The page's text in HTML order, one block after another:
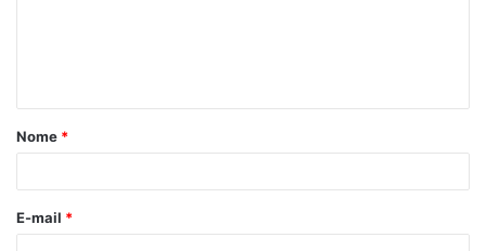
á
r
*
Nome *
E-mail *